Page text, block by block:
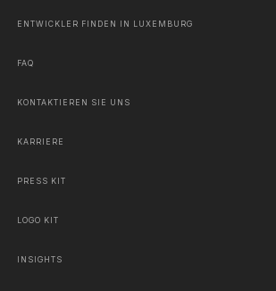
ENTWICKLER FINDEN IN LUXEMBURG
FAQ
KONTAKTIEREN SIE UNS
KARRIERE
PRESS KIT
LOGO KIT
INSIGHTS